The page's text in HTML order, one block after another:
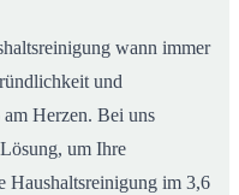
wann immer
und
Herzen. Bei uns
um Ihre
Haushaltsreinigung im 3,6